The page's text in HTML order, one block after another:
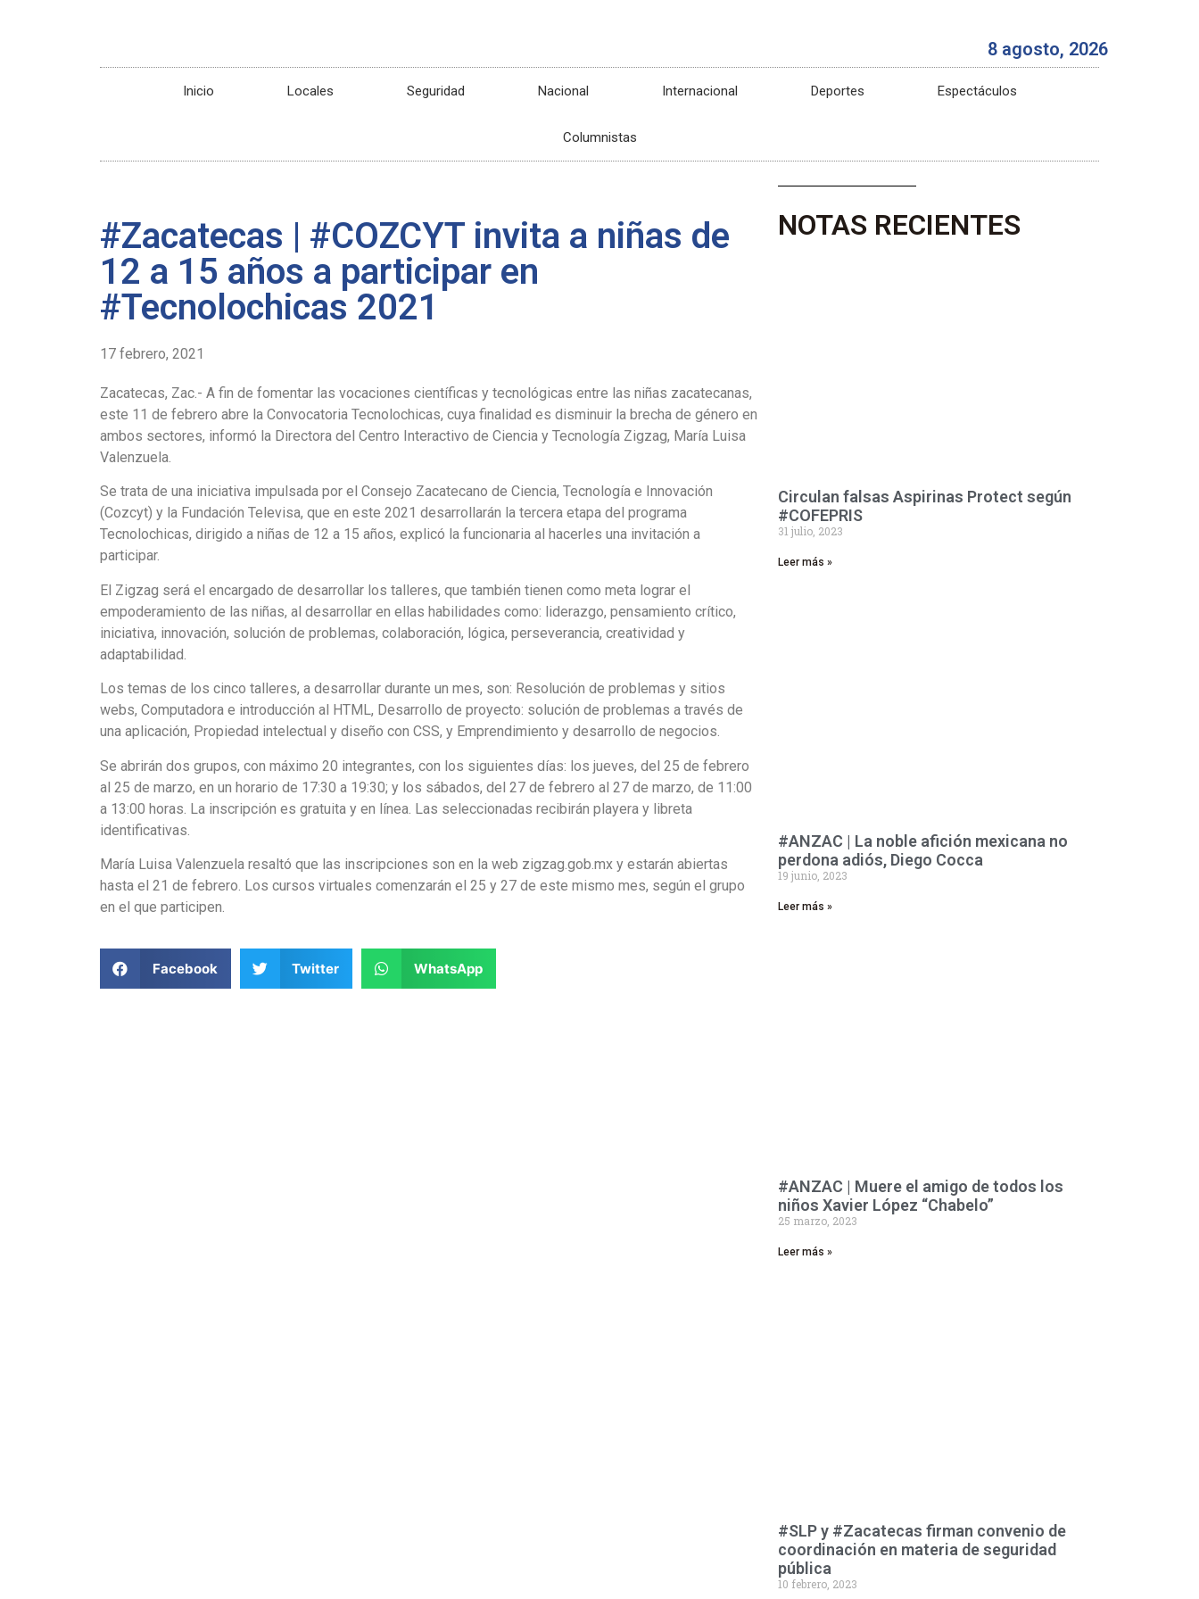
8 agosto, 2026
Inicio Locales Seguridad Nacional Internacional Deportes Espectáculos
Columnistas
#Zacatecas | #COZCYT invita a niñas de
12 a 15 años a participar en
#Tecnolochicas 2021
17 febrero, 2021
Zacatecas, Zac.- A fin de fomentar las vocaciones científicas y tecnológicas entre las niñas zacatecanas,
este 11 de febrero abre la Convocatoria Tecnolochicas, cuya finalidad es disminuir la brecha de género en
ambos sectores, informó la Directora del Centro Interactivo de Ciencia y Tecnología Zigzag, María Luisa
Valenzuela.
Se trata de una iniciativa impulsada por el Consejo Zacatecano de Ciencia, Tecnología e Innovación
(Cozcyt) y la Fundación Televisa, que en este 2021 desarrollarán la tercera etapa del programa
Tecnolochicas, dirigido a niñas de 12 a 15 años, explicó la funcionaria al hacerles una invitación a
participar.
El Zigzag será el encargado de desarrollar los talleres, que también tienen como meta lograr el
empoderamiento de las niñas, al desarrollar en ellas habilidades como: liderazgo, pensamiento crítico,
iniciativa, innovación, solución de problemas, colaboración, lógica, perseverancia, creatividad y
adaptabilidad.
Los temas de los cinco talleres, a desarrollar durante un mes, son: Resolución de problemas y sitios
webs, Computadora e introducción al HTML, Desarrollo de proyecto: solución de problemas a través de
una aplicación, Propiedad intelectual y diseño con CSS, y Emprendimiento y desarrollo de negocios.
Se abrirán dos grupos, con máximo 20 integrantes, con los siguientes días: los jueves, del 25 de febrero
al 25 de marzo, en un horario de 17:30 a 19:30; y los sábados, del 27 de febrero al 27 de marzo, de 11:00
a 13:00 horas. La inscripción es gratuita y en línea. Las seleccionadas recibirán playera y libreta
identificativas.
María Luisa Valenzuela resaltó que las inscripciones son en la web zigzag.gob.mx y estarán abiertas
hasta el 21 de febrero. Los cursos virtuales comenzarán el 25 y 27 de este mismo mes, según el grupo
en el que participen.
Facebook Twitter WhatsApp
NOTAS RECIENTES
Circulan falsas Aspirinas Protect según
#COFEPRIS
31 julio, 2023
Leer más »
#ANZAC | La noble afición mexicana no
perdona adiós, Diego Cocca
19 junio, 2023
Leer más »
#ANZAC | Muere el amigo de todos los
niños Xavier López “Chabelo”
25 marzo, 2023
Leer más »
#SLP y #Zacatecas firman convenio de
coordinación en materia de seguridad
pública
10 febrero, 2023